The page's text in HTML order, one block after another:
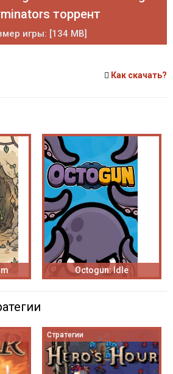
торрент
игры: [134 MB]
Как скачать?
Octogun: Idle
Стратегии